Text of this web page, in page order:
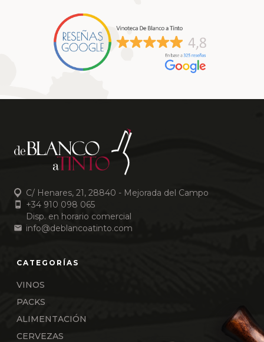
C/ Henares, 21, 28840 - Mejorada del Campo
+34 910 098 065
Disp. en horario comercial
info@deblancoatinto.com
VINOS
PACKS
ALIMENTACIÓN
CERVEZAS